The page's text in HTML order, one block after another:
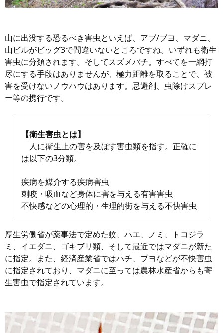
山に出没する恐るべき害虫といえば、アブ/ブヨ、マダニ、
山ビルがビッグ3で間違いないところですね。いずれも衛生
害虫に分類されます。そしてスズメバチ。すべてを一網打
尽にする手段はありませんが、極力距離を取ることで、被
害を受けないノウハウはあります。忌避剤、虫除けスプレ
ー等の携行です。
【衛生害虫とは】
人に衛生上の害を及ぼす害虫類を指す。正確に
は以下の3分類。
疾病を媒介する疾病害虫
刺咬・吸血など身体に害を与える有害害虫
不快感などの心理的・生理的街を与える不快害虫
厚生労働省が薬事法で定めた蚊、ハエ、ノミ、トコジラ
ミ、イエダニ、ゴキブリ類、そして最近ではマダニが新た
に指定。また、経済産業省ではハチ、ブヨなどが不快害虫
に指定されており、マダニに至っては農林水産省からも寄
生害虫で指定されています。